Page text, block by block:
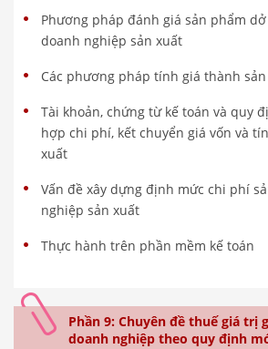
Phương pháp đánh giá sản phẩm
doanh nghiệp sản xuất
Các phương pháp tính giá thành
Tài khoản, chứng từ kế toán và quy
hợp chi phí, kết chuyển giá vốn và
xuất
Vấn đề xây dựng định mức chi phí
nghiệp sản xuất
Thực hành trên phần mềm kế toán
Phần 9: Chuyên đề thuế giá trị
doanh nghiệp theo quy định